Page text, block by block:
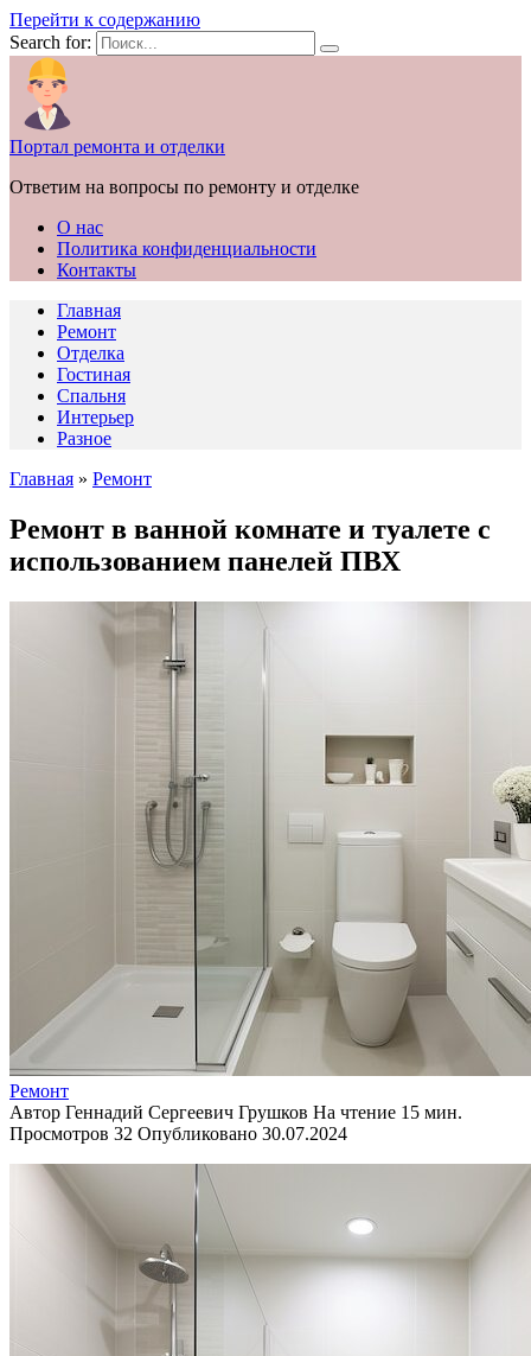
Перейти к содержанию
Search for:
Портал ремонта и отделки
Ответим на вопросы по ремонту и отделке
О нас
Политика конфиденциальности
Контакты
Главная
Ремонт
Отделка
Гостиная
Спальня
Интерьер
Разное
Главная » Ремонт
Ремонт в ванной комнате и туалете с
использованием панелей ПВХ
Ремонт
Автор Геннадий Сергеевич Грушков На чтение 15 мин.
Просмотров 32 Опубликовано 30.07.2024